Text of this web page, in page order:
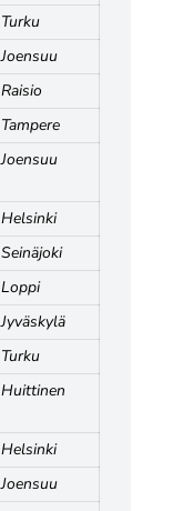
Turku
Joensuu
Raisio
Tampere
Joensuu
Helsinki
Seinäjoki
Loppi
Jyväskylä
Turku
Huittinen
Helsinki
Joensuu